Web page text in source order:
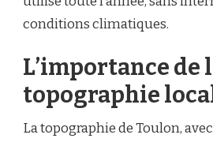
conditions climatiques.
L’importance de
topographie
La topographie de Toulon,